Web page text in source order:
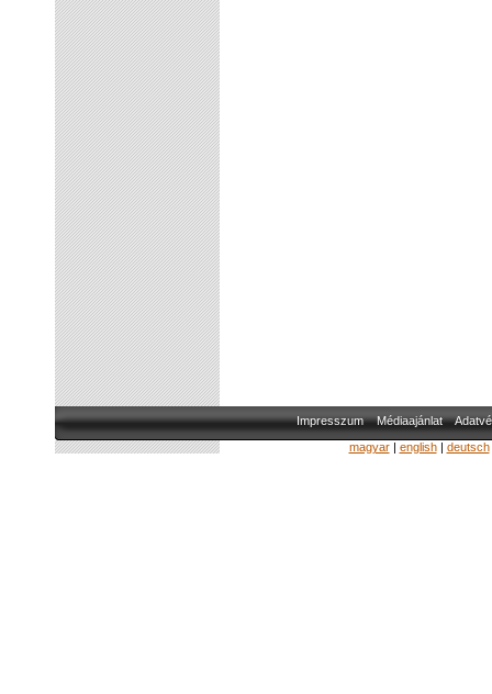
Impresszum Médiaajánlat
magyar| english| deutsch